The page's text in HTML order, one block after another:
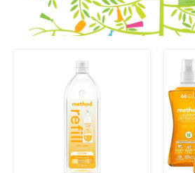
營養補給站
火腿．起司．歐陸食材
料理盛宴
水餃 / 麵食 / 湯圓 / 包子
滷味 / 香腸 / 下酒菜